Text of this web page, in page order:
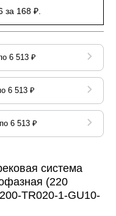
за 168 ₽.
6 513 ₽
6 513 ₽
6 513 ₽
система
(220
TR020-1-GU10-